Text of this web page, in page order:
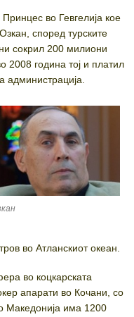
во Гевгелија кое
според турските
сокрил 200 милиони
2008 година тој и платил
администрација.
во Атланскиот океан.
во коцкарската
апарати во Кочани, со
Македонија има 1200